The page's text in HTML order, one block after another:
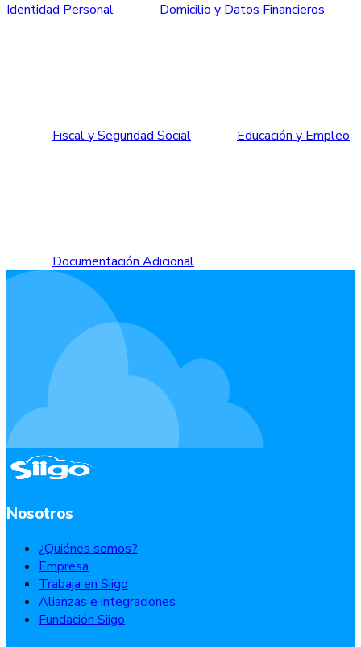
Identidad Personal Domicilio y Datos Financieros
Fiscal y Seguridad Social Educación y Empleo
Documentación Adicional
Nosotros
¿Quiénes somos?
Empresa
Trabaja en Siigo
Alianzas e integraciones
Fundación Siigo